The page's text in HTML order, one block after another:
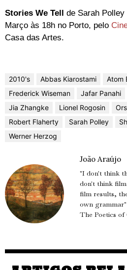
Stories We Tell de Sarah
Março às 18h no Porto, pelo
Casa das Artes.
2010's Abbas Kiarostami Atom
Frederick Wiseman
Jafar Panahi
Jia Zhangke
Lionel Rogosin
Robert Flaherty
Sarah Polley
Werner Herzog
João Araújo
"I don't think
don't think
film results,
own
The Poetics